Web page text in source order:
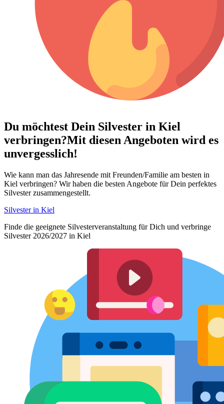
Du möchtest Dein Silvester in Kiel
verbringen?Mit diesen Angeboten wird es
unvergesslich!
Wie kann man das Jahresende mit Freunden/Familie am besten in
Kiel verbringen? Wir haben die besten Angebote für Dein perfektes
Silvester zusammengestellt.
Silvester in Kiel
Finde die geeignete Silvesterveranstaltung für Dich und verbringe
Silvester 2026/2027 in Kiel